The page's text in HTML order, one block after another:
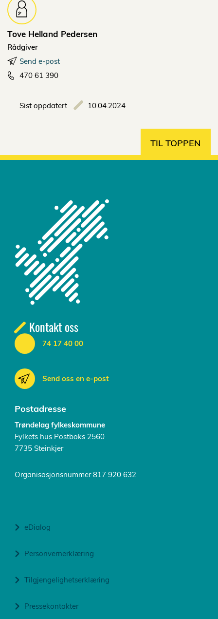
Tove Helland Pedersen
Rådgiver
Send e-post
470 61 390
Sist oppdatert 10.04.2024
TIL TOPPEN
Kontakt oss
74 17 40 00
Send oss en e-post
Postadresse
Trøndelag fylkeskommune
Fylkets hus Postboks 2560
7735 Steinkjer
Organisasjonsnummer 817 920 632
eDialog
Personvernerklæring
Tilgjengelighetserklæring
Pressekontakter